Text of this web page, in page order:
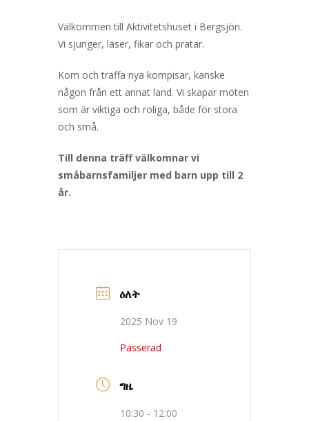
Välkommen till Aktivitetshuset i Bergsjön.
Vi sjunger, läser, fikar och pratar.
Kom och träffa nya kompisar, kanske
någon från ett annat land. Vi skapar möten
som är viktiga och roliga, både för stora
och små.
Till denna träff välkomnar vi
småbarnsfamiljer med barn upp till 2
år.
ዕለት
2025 Nov 19
Passerad
ግዜ
10:30 - 12:00